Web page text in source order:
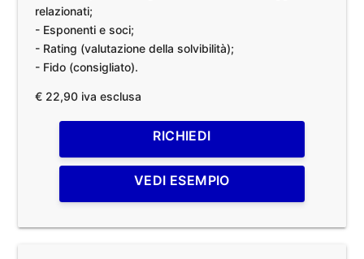
relazionati;
- Esponenti e soci;
- Rating (valutazione della solvibilità);
- Fido (consigliato).
€ 22,90 iva esclusa
RICHIEDI
VEDI ESEMPIO